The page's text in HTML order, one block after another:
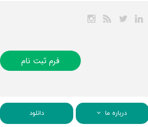
فرم ثبت نام
درباره ما دانلود